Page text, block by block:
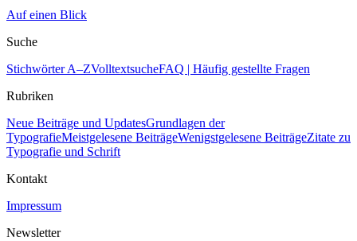
Auf einen Blick
Suche
Stichwörter A–ZVolltextsucheFAQ | Häufig gestellte Fragen
Rubriken
Neue Beiträge und UpdatesGrundlagen der
TypografieMeistgelesene BeiträgeWenigstgelesene BeiträgeZitate zu
Typografie und Schrift
Kontakt
Impressum
Newsletter